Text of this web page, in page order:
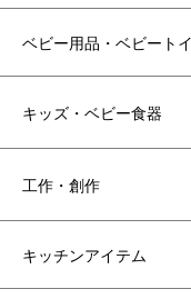
ベビー用品・ベビートイ
キッズ・ベビー食器
工作・創作
キッチンアイテム